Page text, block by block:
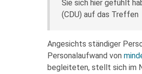
Sie sich hier gefühlt
(CDU) auf das Treffen
Angesichts ständiger
Personalaufwand von
begleiteten, stellt sich im